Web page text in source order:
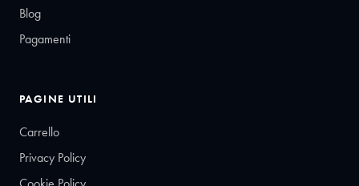
Blog
Pagamenti
PAGINE UTILI
Carrello
Privacy Policy